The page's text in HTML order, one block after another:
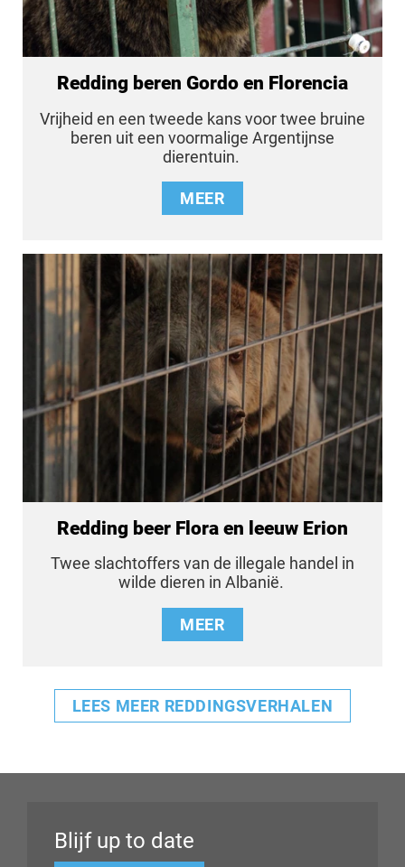
Redding beren Gordo en Florencia
Vrijheid en een tweede kans voor twee bruine
beren uit een voormalige Argentijnse
dierentuin.
MEER
Redding beer Flora en leeuw Erion
Twee slachtoffers van de illegale handel in
wilde dieren in Albanië.
MEER
LEES MEER REDDINGSVERHALEN
Blijf up to date